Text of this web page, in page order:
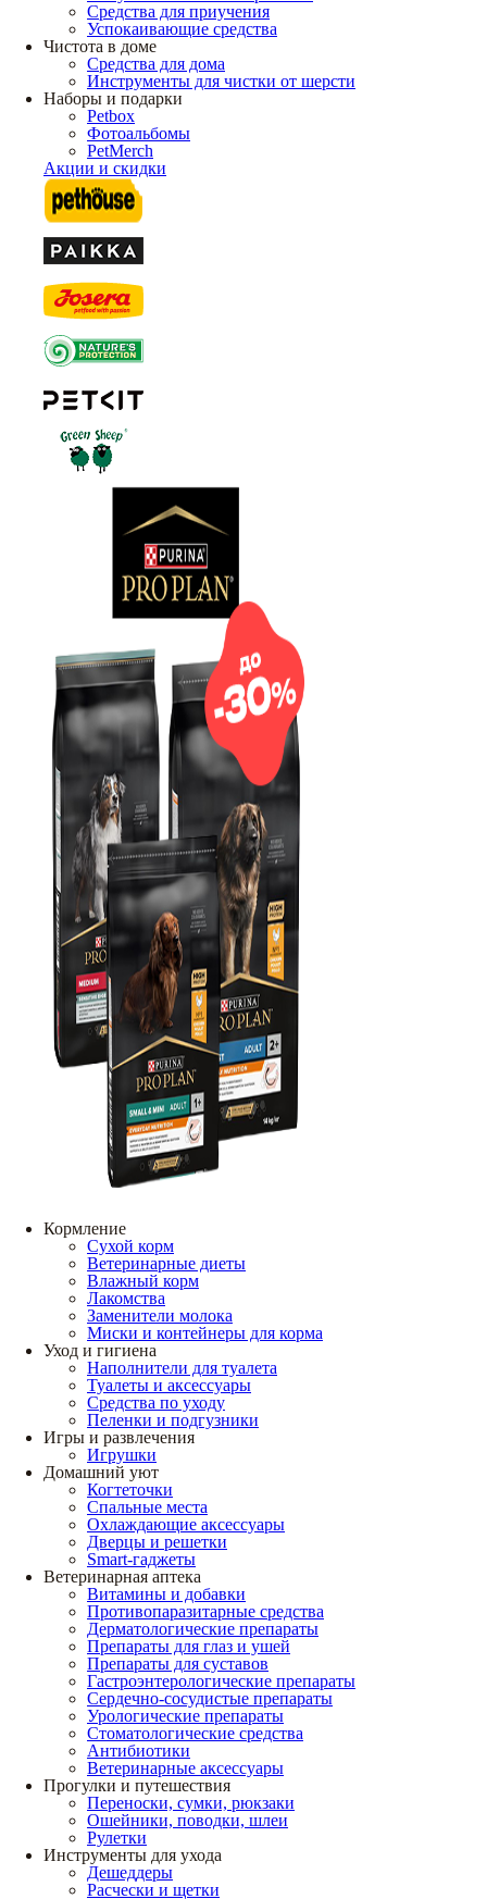
Средства для приучения
Успокаивающие средства
Чистота в доме
Средства для дома
Инструменты для чистки от шерсти
Наборы и подарки
Petbox
Фотоальбомы
PetMerch
Акции и скидки
Кормление
Сухой корм
Ветеринарные диеты
Влажный корм
Лакомства
Заменители молока
Миски и контейнеры для корма
Уход и гигиена
Наполнители для туалета
Туалеты и аксессуары
Средства по уходу
Пеленки и подгузники
Игры и развлечения
Игрушки
Домашний уют
Когтеточки
Спальные места
Охлаждающие аксессуары
Дверцы и решетки
Smart-гаджеты
Ветеринарная аптека
Витамины и добавки
Противопаразитарные средства
Дерматологические препараты
Препараты для глаз и ушей
Препараты для суставов
Гастроэнтерологические препараты
Сердечно-сосудистые препараты
Урологические препараты
Стоматологические средства
Антибиотики
Ветеринарные аксессуары
Прогулки и путешествия
Переноски, сумки, рюкзаки
Ошейники, поводки, шлеи
Рулетки
Инструменты для ухода
Дешеддеры
Расчески и щетки